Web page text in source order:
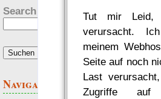
Tut mir Leid,
verursacht.
meinem
Seite auf noch
Last
Zugriffe auf
Search this site:
Navigation